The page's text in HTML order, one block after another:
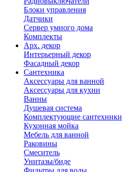
Блоки управления
Датчики
Сервер умного дома
Комплекты
Арх. декор
Интерьерный декор
Фасадный декор
Сантехника
Аксессуары для ванной
Аксессуары для кухни
Ванны
Душевая система
Комплектующие сантехники
Кухонная мойка
Мебель для ванной
Раковины
Смеситель
Унитазы/биде
Фильтры для воды